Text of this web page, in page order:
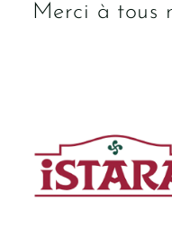
Merci à tous